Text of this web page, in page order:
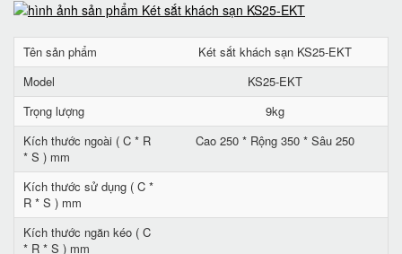
Tên sản phẩm
Két sắt khách sạn KS25-EKT
Model
KS25-EKT
Trọng lượng
9kg
Kích thước ngoài ( C * R
* S ) mm
Cao 250 * Rộng 350 * Sâu 250
Kích thước sử dụng ( C *
R * S ) mm
Kích thước ngăn kéo ( C
* R * S ) mm